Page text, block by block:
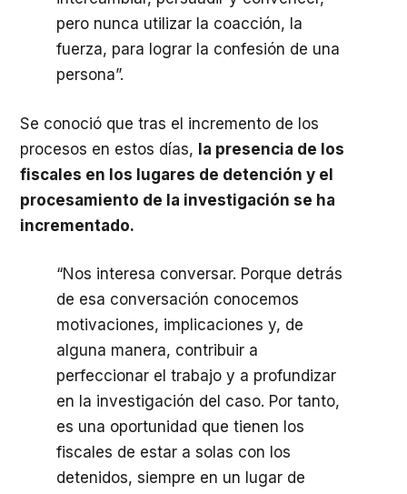
pero nunca utilizar la coacción, la
fuerza, para lograr la confesión de una
persona”.
Se conoció que tras el incremento de los
procesos en estos días, la presencia de los
fiscales en los lugares de detención y el
procesamiento de la investigación se ha
incrementado.
“Nos interesa conversar. Porque detrás
de esa conversación conocemos
motivaciones, implicaciones y, de
alguna manera, contribuir a
perfeccionar el trabajo y a profundizar
en la investigación del caso. Por tanto,
es una oportunidad que tienen los
fiscales de estar a solas con los
detenidos, siempre en un lugar de